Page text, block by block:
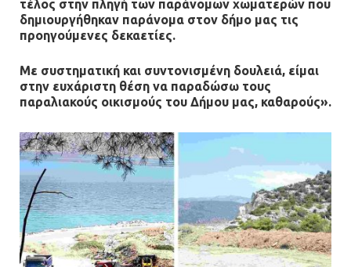
επεμβάσεων
08.07.2026 | 15:02
ΔΗΜΟΣ ΜΑΝΔΡΑΣ ΕΙΔΥΛΛΙΑΣ: Δύο
νέα πολυδύναμα οχήματα 4×4
ενισχύουν την Πολιτική Προστασία
Ομάδα ατόμων επιτέθηκε με
ρόπαλα και μαχαίρια σε δύο
ανήλικους
08.07.2026 | 09:38
τέλος στην πληγή των παράνομων χωματερών που
δημιουργήθηκαν παράνομα στον δήμο μας τις
προηγούμενες δεκαετίες.
Με συστηματική και συντονισμένη δουλειά, είμαι
στην ευχάριστη θέση να παραδώσω τους
παραλιακούς οικισμούς του Δήμου μας, καθαρούς».